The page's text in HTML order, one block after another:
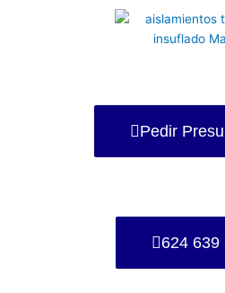
Pedir
624 639